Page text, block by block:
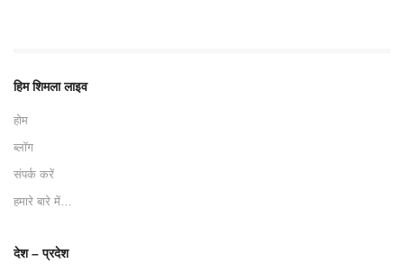
हिम शिमला लाइव
होम
ब्लॉग
संपर्क करें
हमारे बारे में…
देश – प्रदेश